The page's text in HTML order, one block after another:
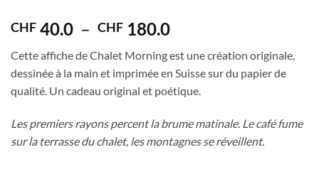
5
CHF 40.0 – CHF 180.0Plage
prix :
CHF 40.0
à
Cette affiche de Chalet Morning est une création originale,
dessinée à la main et imprimée en Suisse sur du papier de
qualité. Un cadeau original et poétique.
Les premiers rayons percent la brume matinale. Le café fume
sur la terrasse du chalet, les montagnes se réveillent.